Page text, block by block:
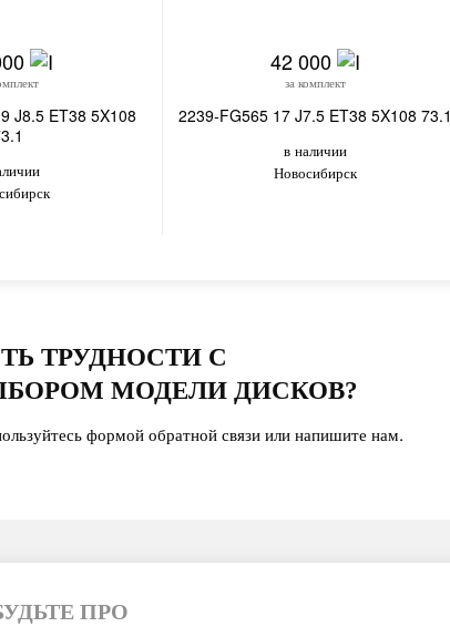
J8.5 ET38 5X108
42 000
за комплект
2239-FG565 17 J7.5 ET38 5X108 73.1
в наличии
Новосибирск
ТРУДНОСТИ С
МОДЕЛИ ДИСКОВ?
формой обратной связи или напишите нам.
ПРО